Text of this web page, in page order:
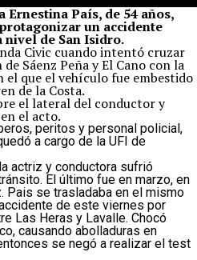
País, de 54 años,
un accidente
de San Isidro.
Civic cuando intentó cruzar
Sáenz Peña y El Cano con la
el que el vehículo fue embestido
de la Costa.
el lateral del conductor y
el acto.
peritos y personal policial,
a cargo de la UFI de
actriz y conductora sufrió
El último fue en marzo, en
Pais se trasladaba en el mismo
de este viernes por
Las Heras y Lavalle. Chocó
causando abolladuras en
se negó a realizar el test